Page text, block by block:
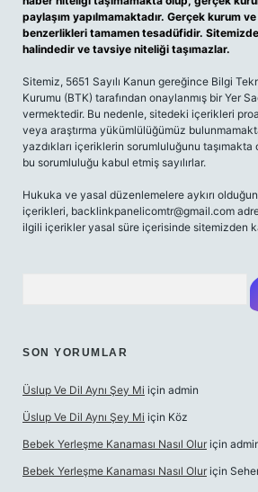
paylaşım yapılmamaktadır. Gerçek kurum
benzerlikleri tamamen tesadüfidir.
halindedir ve tavsiye niteliği taşımazlar.
Sitemiz, 5651 Sayılı Kanun gereğince Bilgi
Kurumu (BTK) tarafından onaylanmış bir Yer
vermektedir. Bu nedenle, sitedeki içerikleri
veya araştırma yükümlülüğümüz
yazdıkları içeriklerin sorumluluğunu
bu sorumluluğu kabul etmiş sayılırlar.
Hukuka ve yasal düzenlemelere aykırı
içerikleri, backlinkpanelicomtr@gmail.com
ilgili içerikler yasal süre içerisinde sitemizden
SON YORUMLAR
Üslup Ve Dil Aynı Şey Mi için admin
Üslup Ve Dil Aynı Şey Mi için Köz
Bebek Yerleşme Kanaması Nasıl Olur için
Bebek Yerleşme Kanaması Nasıl Olur için